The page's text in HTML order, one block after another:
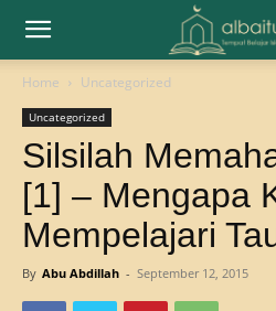
Home Uncategorized
Uncategorized
Silsilah
[1] – Mengapa
Mempelajari
By Abu Abdillah - September 12, 2015